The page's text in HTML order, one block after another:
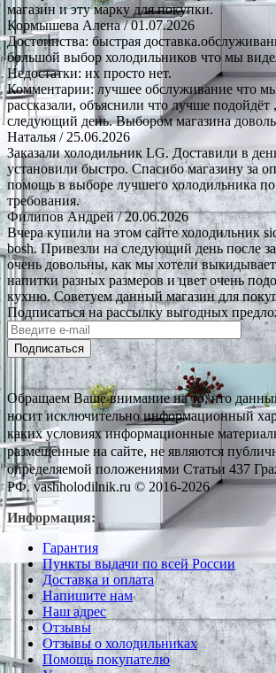
магазин и эту марку для покупки.
Кормышева Алена/ 01.07.2026
Достоинства: быстрая
большой выбор холодильников что мы
Недостатки: их просто нет.
Комментарии: лучшее обслуживание что
рассказали, объяснили что лучше подойдёт
следующий день. Выбором магазина
Наталья / 25.06.2026
Заказали холодильник LG. Доставили в
установили быстро. Спасибо магазину за
помощь в выборе лучшего холодильника
требования.
Филипов Андрей/ 20.06.2026
Вчера купили на этом сайте холодильник
bosh. Привезли на следующий день после
очень довольны, как мы хотели
напитки разных размеров и цвет очень
кухню. Советуем данный магазин для
Подписаться на рассылку выгодных
Подписаться
Обращаем Ваше внимание на то, что
носит исключительно информационный
каких условиях информационные
размещенные на сайте, не являются
определяемой положениями Статьи 437
РФ. vashholodilnik.ru © 2016-2026
Информация:
Гарантия
Пункты выдачи по всей России
Доставка и оплата
Напишите нам
Наш адрес
Отзывы
Отзывы о холодильниках
Помощь покупателю